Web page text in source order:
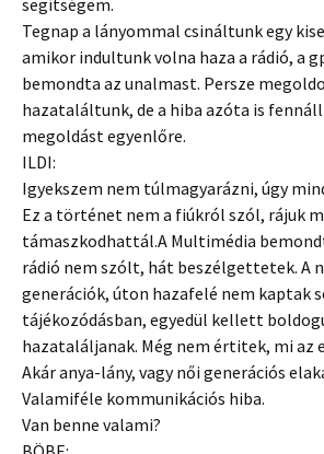
Tegnap a lányommal csináltunk egy
amikor indultunk volna haza a rádió, a
bemondta az unalmast. Persze
hazataláltunk, de a hiba azóta is
megoldást egyenlőre.
ILDI:
Igyekszem nem túlmagyarázni, úgy
Ez a történet nem a fiúkról szól, rájuk
támaszkodhattál.A Multimédia
rádió nem szólt, hát beszélgettetek. A
generációk, úton hazafelé nem kaptak
tájékozódásban, egyedül kellett
hazataláljanak. Még nem értitek, mi az
Akár anya-lány, vagy női generációs
Valamiféle kommunikációs hiba.
Van benne valami?